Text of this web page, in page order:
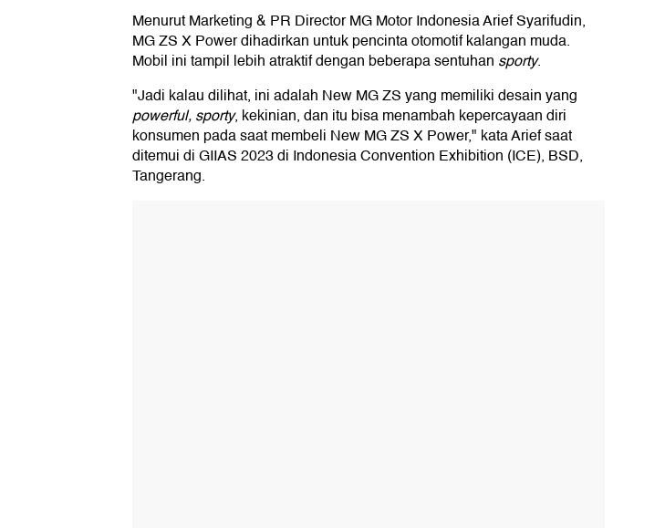
Menurut Marketing & PR Director MG Motor Indonesia Arief Syarifudin,
MG ZS X Power dihadirkan untuk pencinta otomotif kalangan muda.
Mobil ini tampil lebih atraktif dengan beberapa sentuhan sporty.
"Jadi kalau dilihat, ini adalah New MG ZS yang memiliki desain yang
powerful, sporty, kekinian, dan itu bisa menambah kepercayaan diri
konsumen pada saat membeli New MG ZS X Power," kata Arief saat
ditemui di GIIAS 2023 di Indonesia Convention Exhibition (ICE), BSD,
Tangerang.